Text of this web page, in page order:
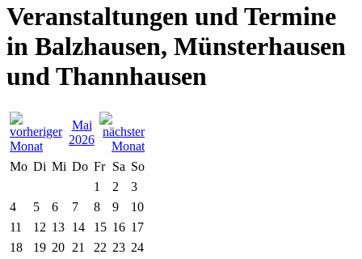
Veranstaltungen und Termine
in Balzhausen, Münsterhausen
und Thannhausen
Mai
2026
Mo Di Mi Do Fr Sa So
1
2
3
4
5 6 7 8 9
10
11
12 13 14 15 16 17
18
19 20 21 22 23 24